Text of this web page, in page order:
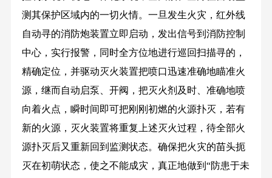
测其保护区域内的一切火情。一旦发生火灾，红外线
自动寻的消防炮装置立即启动，发出信号到消防控制
中心，实行报警，同时全方位地进行巡回扫描寻的，
精确定位，并驱动灭火装置把喷口迅速准确地瞄准火
源，继而自动启泵、开阀，把灭火剂及时、准确地喷
向着火点，瞬时间即可把刚刚初燃的火源扑灭，若有
新的火源，灭火装置将重复上述灭火过程，待全部火
源扑灭后又重新回到监测状态。确保把火灾的苗头扼
灭在初萌状态，使之不能成灾，真正地做到“防患于未